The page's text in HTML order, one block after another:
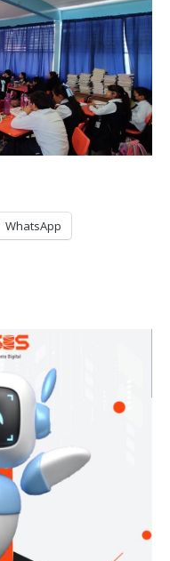
WhatsApp